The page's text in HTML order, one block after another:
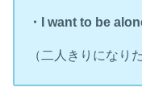
・I want to be
（二人きりになり